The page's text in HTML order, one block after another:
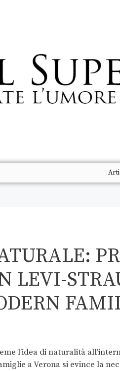
LEVI-
l’idea di naturalità
a Verona si evince la